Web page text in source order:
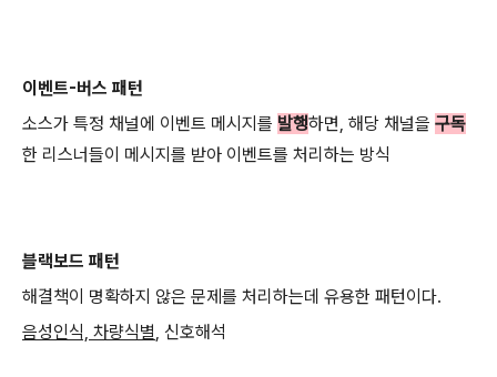
이벤트-버스 패턴
소스가 특정 채널에 이벤트 메시지를 발행하면, 해당 채널을 구독
한 리스너들이 메시지를 받아 이벤트를 처리하는 방식
블랙보드 패턴
해결책이 명확하지 않은 문제를 처리하는데 유용한 패턴이다.
음성인식, 차량식별, 신호해석